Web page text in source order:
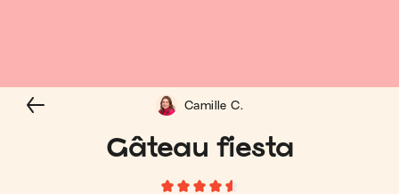
Gâteau fiesta
Camille C.